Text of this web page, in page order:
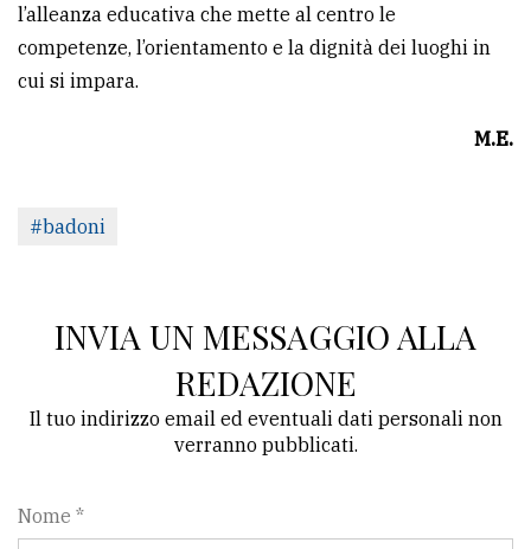
l’alleanza educativa che mette al centro le
competenze, l’orientamento e la dignità dei luoghi in
cui si impara.
M.E.
#badoni
INVIA UN MESSAGGIO ALLA
REDAZIONE
Il tuo indirizzo email ed eventuali dati personali non
verranno pubblicati.
Nome *